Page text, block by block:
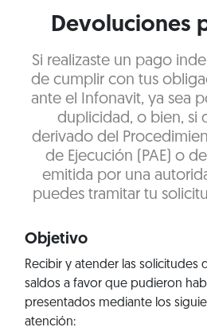
Devoluciones
Si realizaste un pago
de cumplir con tus
ante el Infonavit, ya sea
duplicidad, o bien, si
derivado del
de Ejecución (PAE) o
emitida por una
puedes tramitar tu
Objetivo
Recibir y atender las solicitudes
saldos a favor que pudieron
presentados mediante los
atención: